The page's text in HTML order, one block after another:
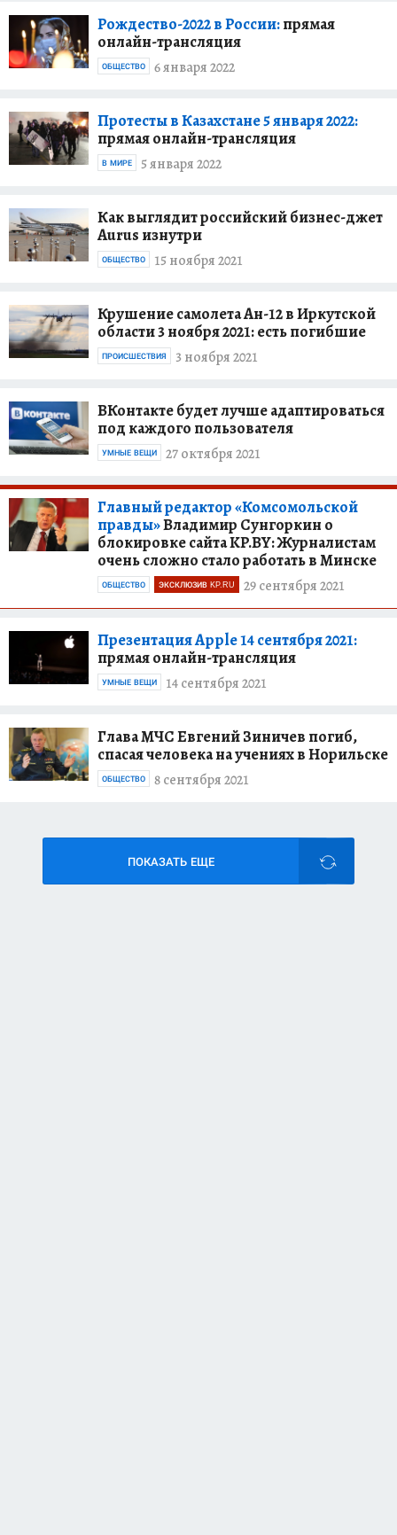
Рождество-2022 в России:прямая
онлайн-трансляция
6 января 2022
ОБЩЕСТВО
Протесты в Казахстане 5 января 2022:
прямая онлайн-трансляция
5 января 2022
В МИРЕ
Как выглядит российский бизнес-джет
Aurus изнутри
15 ноября 2021
ОБЩЕСТВО
Крушение самолета Ан-12 в Иркутской
области 3 ноября 2021: есть погибшие
3 ноября 2021
ПРОИСШЕСТВИЯ
ВКонтакте будет лучше адаптироваться
под каждого пользователя
27 октября 2021
УМНЫЕ ВЕЩИ
Главный редактор «Комсомольской
правды»Владимир Сунгоркин о
блокировке сайта KP.BY: Журналистам
очень сложно стало работать в Минске
29 сентября 2021
ОБЩЕСТВО ЭКСКЛЮЗИВ KP.RU
Презентация Apple 14 сентября 2021:
прямая онлайн-трансляция
14 сентября 2021
УМНЫЕ ВЕЩИ
Глава МЧС Евгений Зиничев погиб,
спасая человека на учениях в Норильске
8 сентября 2021
ОБЩЕСТВО
ПОКАЗАТЬ ЕЩЕ